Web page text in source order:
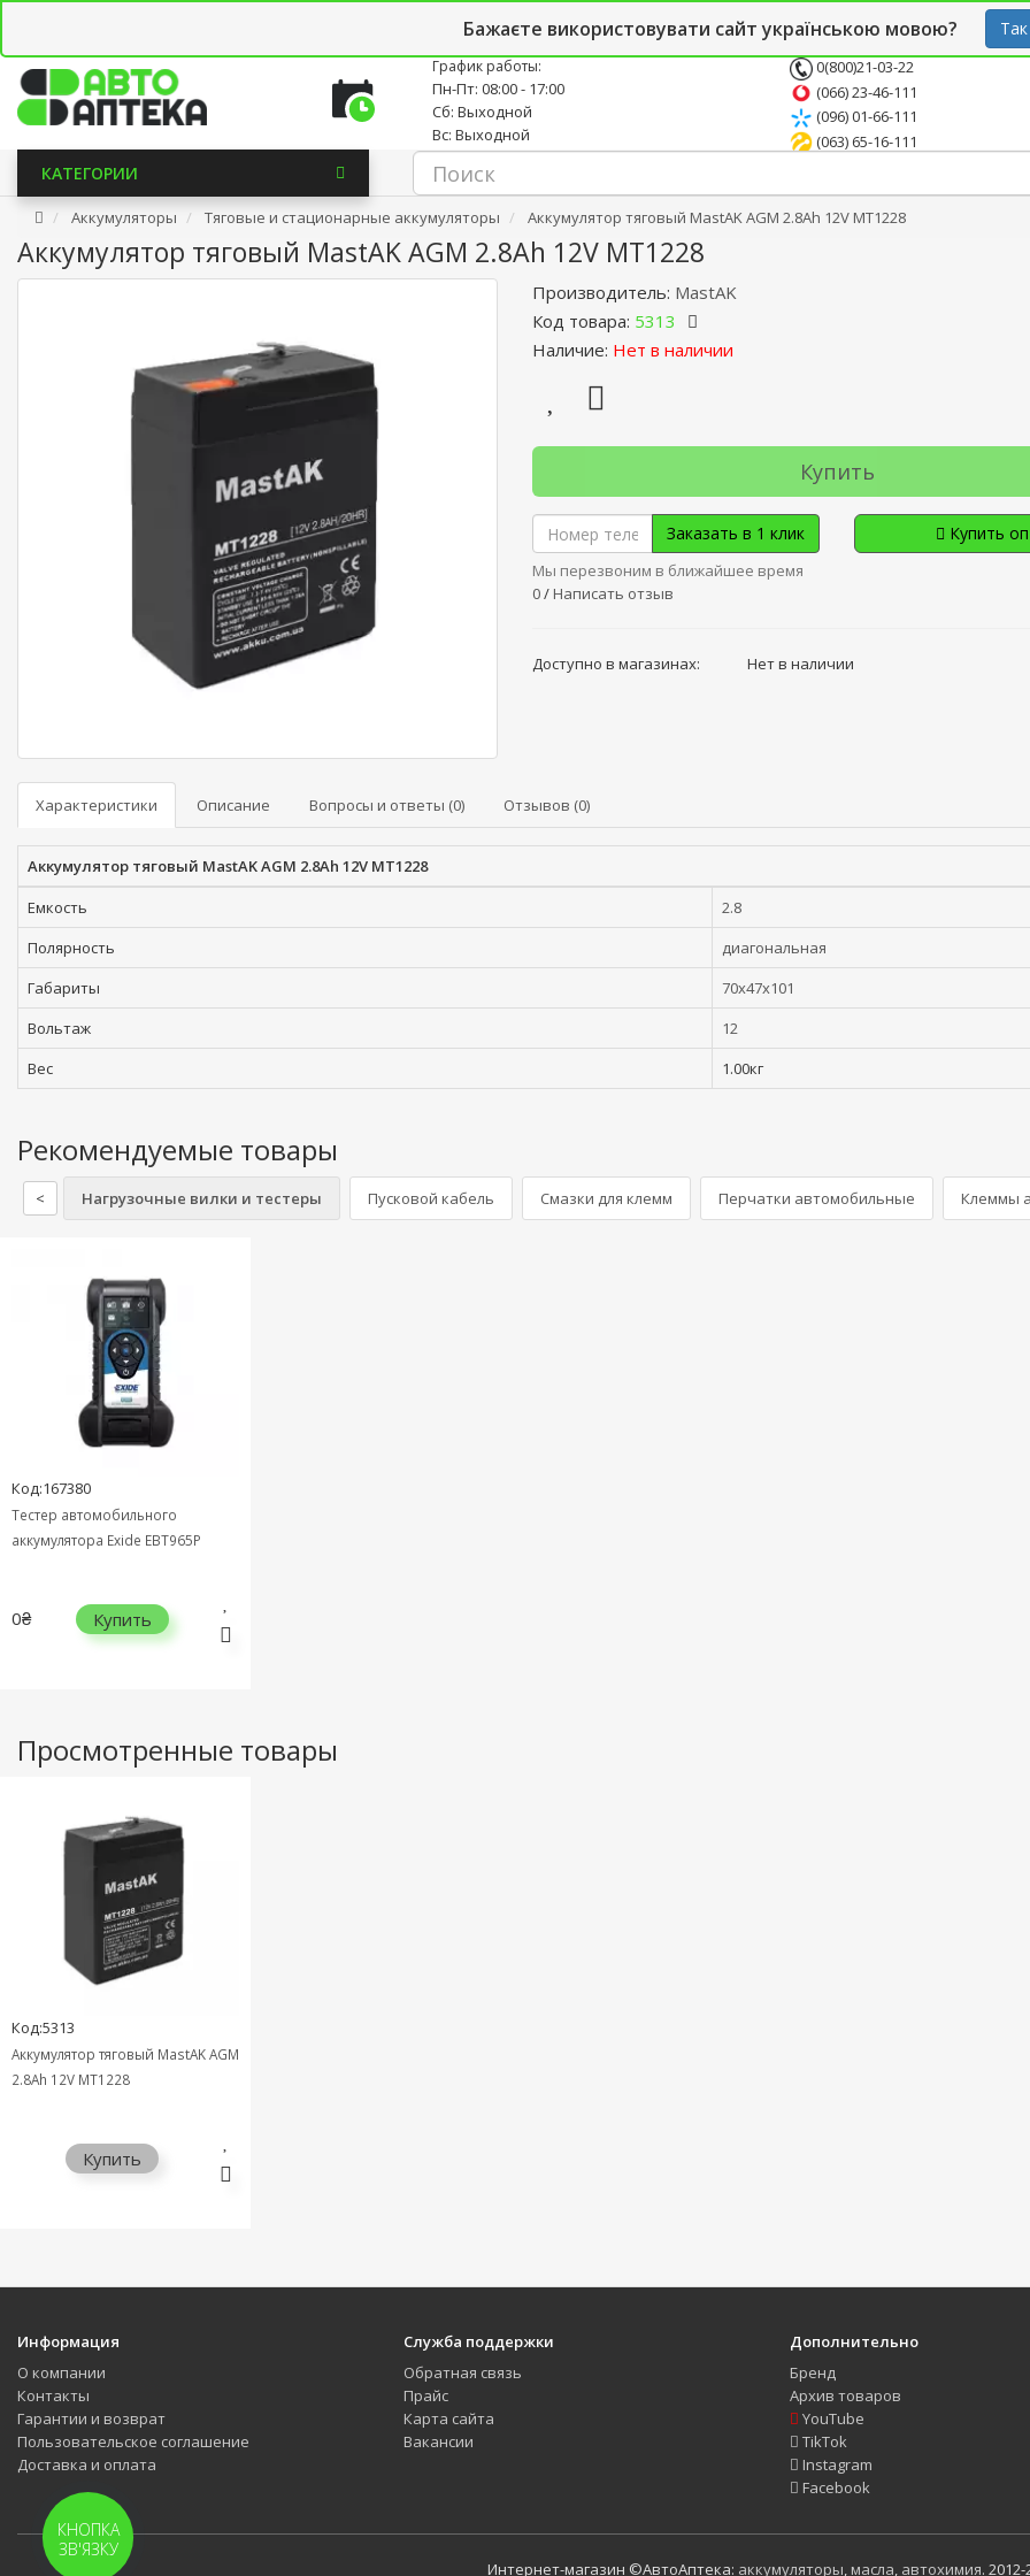
Бажаєте використовувати сайт українською мовою? Так
Новостной блог Опт СТО
График работы:
Пн-Пт: 08:00 - 17:00
Сб: Выходной
Вс: Выходной
0(800)21-03-22
(066) 23-46-111
(096) 01-66-111
(063) 65-16-111
КАТЕГОРИИ
Аккумуляторы Тяговые и стационарные аккумуляторы Аккумулятор тяговый MastAK AGM 2.8Ah 12V MT1228
Аккумулятор тяговый MastAK AGM 2.8Ah 12V MT1228
Производитель: MastAK
Код товара: 5313
Наличие: Нет в наличии
Купить
Заказать в 1 клик
Мы перезвоним в ближайшее время
Купить
0/ Написать отзыв
Доступно в магазинах: Нет в наличии
Характеристики Описание Вопросы и ответы (0) Отзывов (0)
Аккумулятор тяговый MastAK AGM 2.8Ah 12V MT1228
Емкость
2.8
Полярность
диагональная
Габариты
70x47x101
Вольтаж
12
Вес
1.00кг
Рекомендуемые товары
< Нагрузочные вилки и тестеры Пусковой кабель Смазки для клемм Перчатки автомобильные Клеммы
Код:167380
Тестер автомобильного
аккумулятора Exide EBT965P
0₴ Купить
Просмотренные товары
Код:5313
Аккумулятор тяговый MastAK AGM
2.8Ah 12V MT1228
Купить
Информация
О компании
Контакты
Гарантии и возврат
Пользовательское соглашение
Доставка и оплата
Служба поддержки
Обратная связь
Прайс
Карта сайта
Вакансии
Дополнительно
Бренд
Архив товаров
YouTube
TikTok
Instagram
Facebook
Интернет-магазин ©АвтоАптека: аккумуляторы, масла, автохимия.
КНОПКА
ЗВ'ЯЗКУ